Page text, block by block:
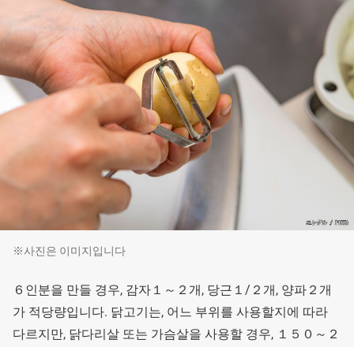
※사진은 이미지입니다
６인분을 만들 경우, 감자１～２개, 당근１/２개, 양파２개
가 적당량입니다. 닭고기는, 어느 부위를 사용할지에 따라
다르지만, 닭다리살 또는 가슴살을 사용할 경우, １５０～２